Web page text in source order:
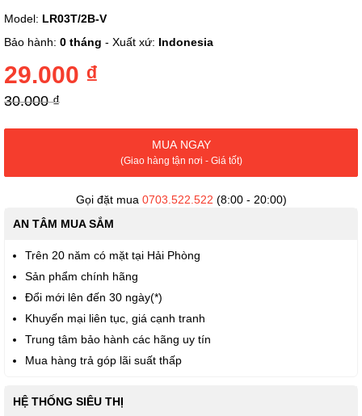
đến
phần
của
thư
viện
ảnh
Model: LR03T/2B-V
Bảo hành: 0 tháng - Xuất xứ: Indonesia
29.000 ₫
30.000 ₫
MUA NGAY
(Giao hàng tận nơi - Giá tốt)
Gọi đặt mua 0703.522.522 (8:00 - 20:00)
AN TÂM MUA SẮM
Trên 20 năm có mặt tại Hải Phòng
Sản phẩm chính hãng
Đổi mới lên đến 30 ngày(*)
Khuyến mại liên tục, giá cạnh tranh
Trung tâm bảo hành các hãng uy tín
Mua hàng trả góp lãi suất thấp
HỆ THỐNG SIÊU THỊ